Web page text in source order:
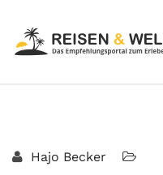
Hajo Becker